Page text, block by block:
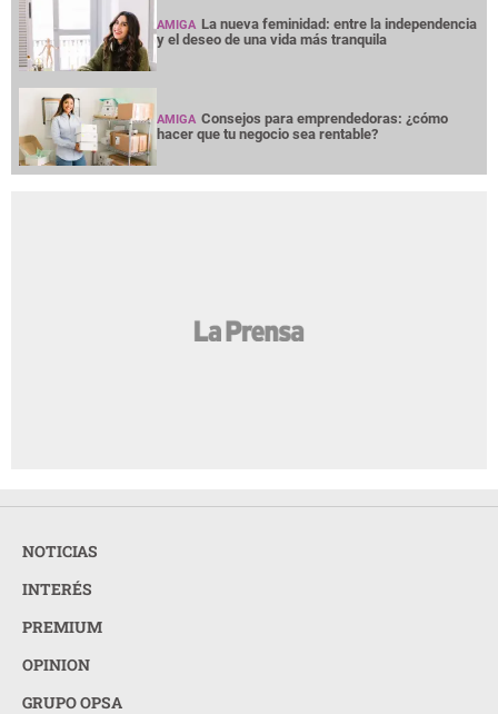
AMIGA La nueva feminidad: entre la independencia
y el deseo de una vida más tranquila
AMIGA Consejos para emprendedoras: ¿cómo
hacer que tu negocio sea rentable?
NOTICIAS
INTERÉS
PREMIUM
OPINION
GRUPO OPSA